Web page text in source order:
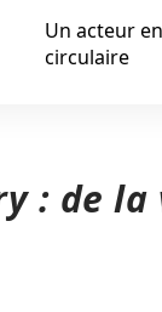
Un acteur
circulaire
: de